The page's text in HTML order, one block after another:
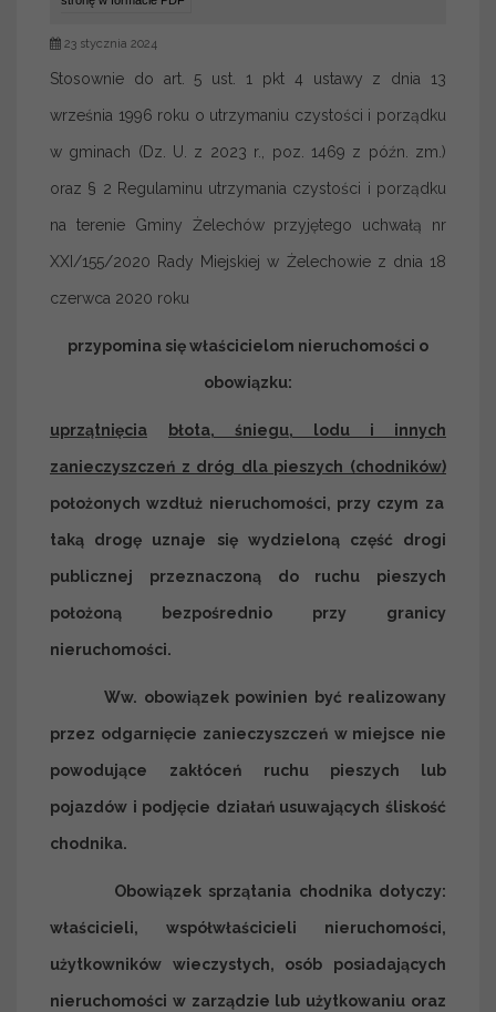
23 stycznia 2024
Stosownie do art. 5 ust. 1 pkt 4 ustawy z dnia 13
września 1996 roku o utrzymaniu czystości i porządku
w gminach (Dz. U. z 2023 r., poz. 1469 z późn. zm.)
oraz § 2 Regulaminu utrzymania czystości i porządku
na terenie Gminy Żelechów przyjętego uchwałą nr
XXI/155/2020 Rady Miejskiej w Żelechowie z dnia 18
czerwca 2020 roku
przypomina się właścicielom nieruchomości o
obowiązku:
uprzątnięcia błota, śniegu, lodu i innych
zanieczyszczeń z dróg dla pieszych (chodników)
położonych wzdłuż nieruchomości, przy czym za
taką drogę uznaje się wydzieloną część drogi
publicznej przeznaczoną do ruchu pieszych
położoną bezpośrednio przy granicy
nieruchomości.
Ww. obowiązek powinien być realizowany
przez odgarnięcie zanieczyszczeń w miejsce nie
powodujące zakłóceń ruchu pieszych lub
pojazdów i podjęcie działań usuwających śliskość
chodnika.
Obowiązek sprzątania chodnika dotyczy:
właścicieli, współwłaścicieli nieruchomości,
użytkowników wieczystych, osób posiadających
nieruchomości w zarządzie lub użytkowaniu oraz